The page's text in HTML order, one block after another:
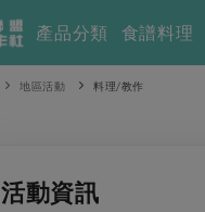
產品分類 食譜料理
地區活動 料理/教作
活動資訊